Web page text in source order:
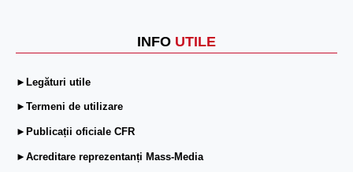
INFO UTILE
►Legături utile
►Termeni de utilizare
►Publicații oficiale CFR
►Acreditare reprezentanți Mass-Media